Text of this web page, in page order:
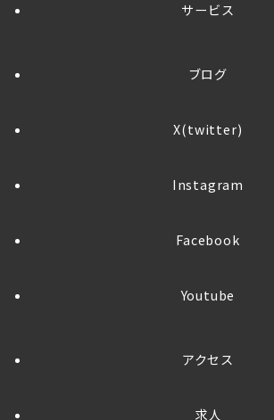
サービス
ブログ
X(twitter)
Instagram
Facebook
Youtube
アクセス
求人